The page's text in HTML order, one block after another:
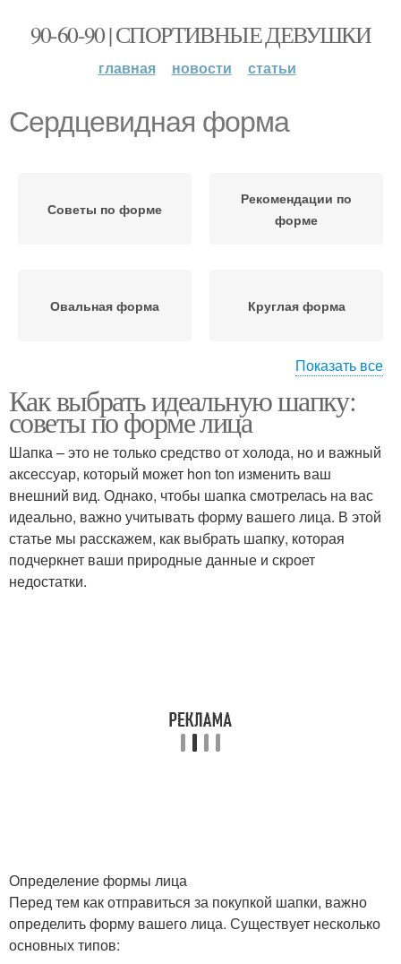
90-60-90 | СПОРТИВНЫЕ ДЕВУШКИ
главная новости статьи
Сердцевидная форма
Советы по форме
Рекомендации по
форме
Овальная форма Круглая форма
Квадратная форма Треугольная форма
Основные формы
Показать все
Как выбрать идеальную шапку:
советы по форме лица
Шапка – это не только средство от холода, но и важный
аксессуар, который может hon ton изменить ваш
внешний вид. Однако, чтобы шапка смотрелась на вас
идеально, важно учитывать форму вашего лица. В этой
статье мы расскажем, как выбрать шапку, которая
подчеркнет ваши природные данные и скроет
недостатки.
Определение формы лица
Перед тем как отправиться за покупкой шапки, важно
определить форму вашего лица. Существует несколько
основных типов: